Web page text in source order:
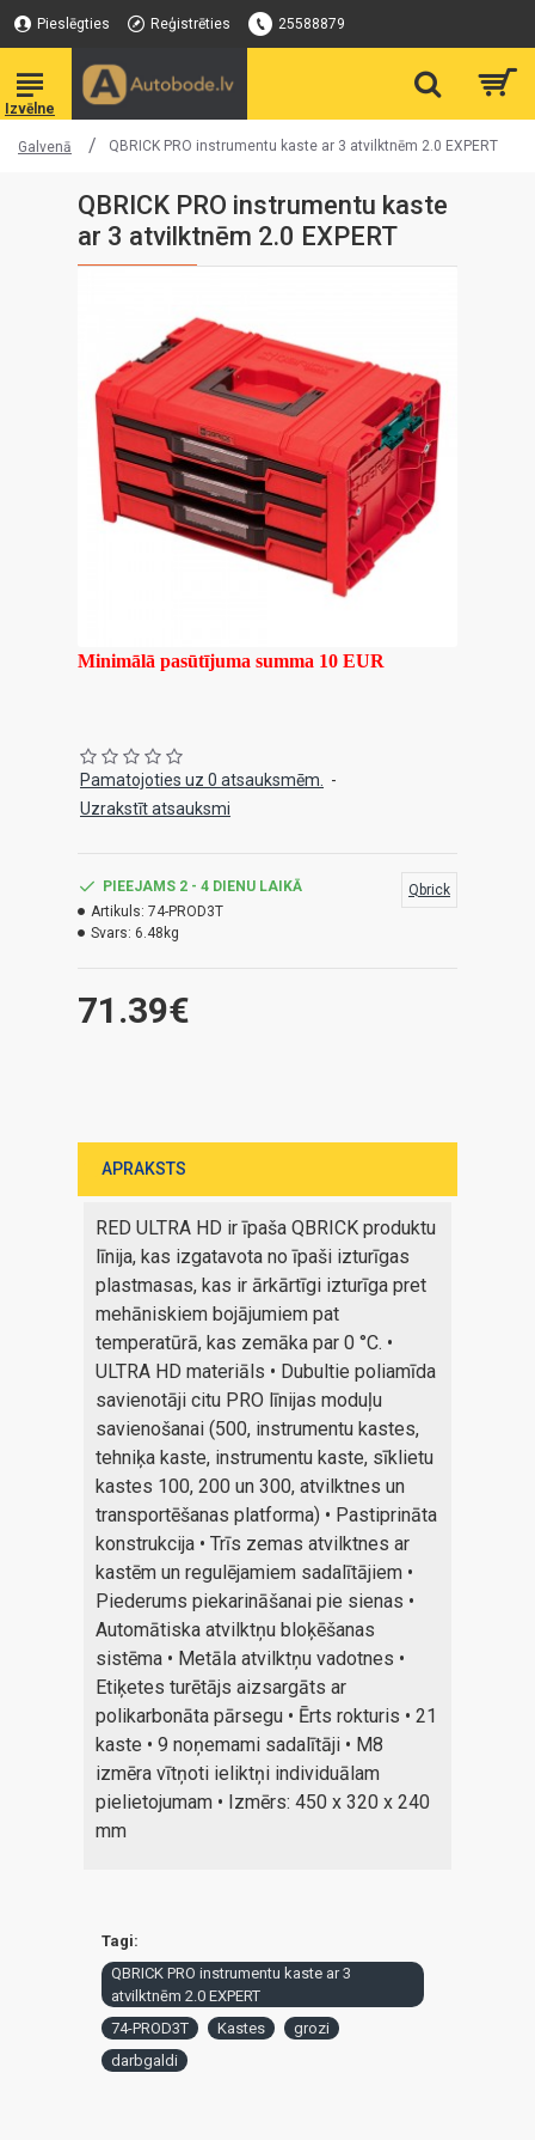
Pieslēgties Reģistrēties 25588879
Galvenā QBRICK PRO instrumentu kaste ar 3 atvilktnēm 2.0 EXPERT
QBRICK PRO instrumentu kaste
ar 3 atvilktnēm 2.0 EXPERT
Minimālā pasūtījuma summa 10 EUR
Pamatojoties uz 0 atsauksmēm.
-
Uzrakstīt atsauksmi
71.39€
PIEEJAMS 2 - 4 DIENU LAIKĀ
Artikuls: 74-PROD3T
Svars: 6.48kg
Qbrick
APRAKSTS
RED ULTRA HD ir īpaša QBRICK produktu
līnija, kas izgatavota no īpaši izturīgas
plastmasas, kas ir ārkārtīgi izturīga pret
mehāniskiem bojājumiem pat
temperatūrā, kas zemāka par 0 °C. •
ULTRA HD materiāls • Dubultie poliamīda
savienotāji citu PRO līnijas moduļu
savienošanai (500, instrumentu kastes,
tehniķa kaste, instrumentu kaste, sīklietu
kastes 100, 200 un 300, atvilktnes un
transportēšanas platforma) • Pastiprināta
konstrukcija • Trīs zemas atvilktnes ar
kastēm un regulējamiem sadalītājiem •
Piederums piekarināšanai pie sienas •
Automātiska atvilktņu bloķēšanas
sistēma • Metāla atvilktņu vadotnes •
Etiķetes turētājs aizsargāts ar
polikarbonāta pārsegu • Ērts rokturis • 21
kaste • 9 noņemami sadalītāji • M8
izmēra vītņoti ieliktņi individuālam
pielietojumam • Izmērs: 450 x 320 x 240
mm
Tagi:
QBRICK PRO instrumentu kaste ar 3
atvilktnēm 2.0 EXPERT
74-PROD3T
Kastes
grozi
darbgaldi